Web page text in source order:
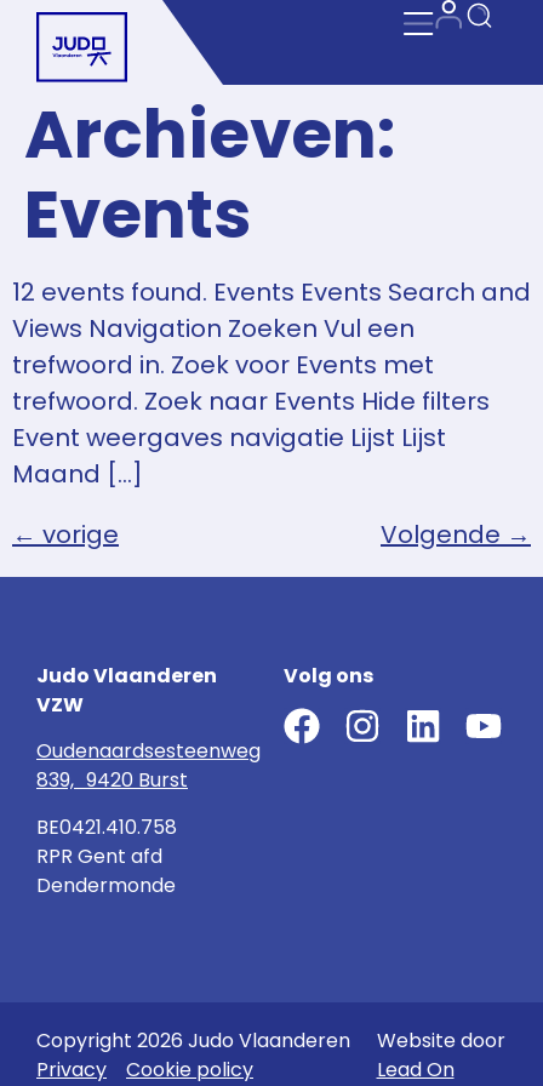
Archieven:
Events
12 events found. Events Events Search and
Views Navigation Zoeken Vul een
trefwoord in. Zoek voor Events met
trefwoord. Zoek naar Events Hide filters
Event weergaves navigatie Lijst Lijst
Maand […]
← vorige Volgende →
Judo Vlaanderen
VZW
Oudenaardsesteenweg
839, 9420 Burst
BE0421.410.758
RPR Gent afd
Dendermonde
Volg ons
Copyright 2026 Judo Vlaanderen
Privacy
Cookie policy
Website door
Lead On